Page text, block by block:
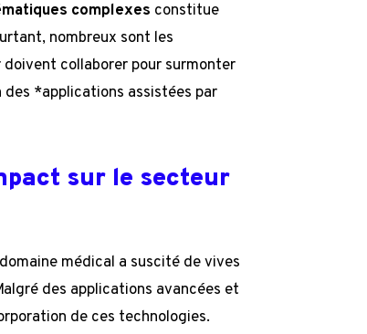
complexes constitue
nombreux sont les
collaborer pour surmonter
*applications assistées par
sur le secteur
médical a suscité de vives
des applications avancées et
de ces technologies.